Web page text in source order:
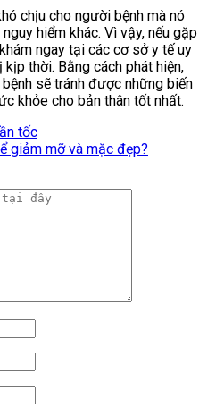
chịu cho người bệnh mà nó
hiểm khác. Vì vậy, nếu gặp
ngay tại các cơ sở y tế uy
thời. Bằng cách phát hiện,
sẽ tránh được những biến
khỏe cho bản thân tốt nhất.
tốc
giảm mỡ và mặc đẹp?